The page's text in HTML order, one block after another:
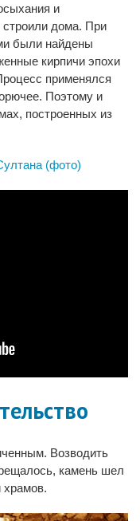
и
строили дома. При
были найдены
кирпичи эпохи
применялся
Поэтому и
построенных из
(фото)
Возводить
камень шел
храмов.